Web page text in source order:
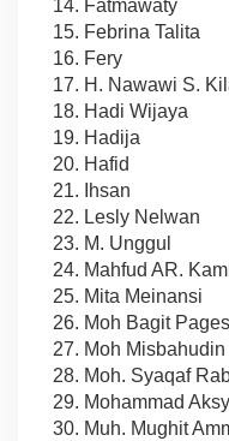
Fatmawaty
Febrina Talita
Fery
H. Nawawi S.
Hadi Wijaya
Hadija
Hafid
Ihsan
Lesly Nelwan
M. Unggul
Mahfud AR.
Mita Meinansi
Moh Bagit
Moh Misbahudin
Moh. Syaqaf
Mohammad
Muh. Mughit